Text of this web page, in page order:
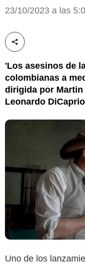
23/10/2023 a las
Compartir esta
'Los asesinos de
colombianas a
dirigida por
Leonardo
Uno de los